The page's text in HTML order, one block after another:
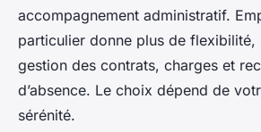
accompagnement administratif.
particulier donne plus de flexibilité,
gestion des contrats, charges et
d’absence. Le choix dépend de
sérénité.